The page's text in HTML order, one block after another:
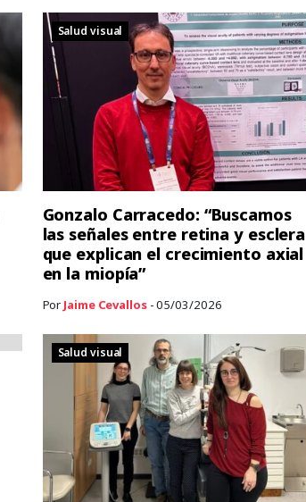
Salud visual
Gonzalo Carracedo: “Buscamos
las señales entre retina y esclera
que explican el crecimiento axial
en la miopía”
Por Jaime Cevallos- 05/03/2026
Salud visual